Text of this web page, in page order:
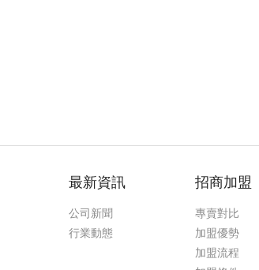
最新資訊
公司新聞
行業動態
招商加盟
專賣對比
加盟優勢
加盟流程